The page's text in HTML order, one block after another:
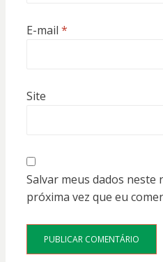
E-mail *
Site
Salvar meus dados neste
próxima vez que eu